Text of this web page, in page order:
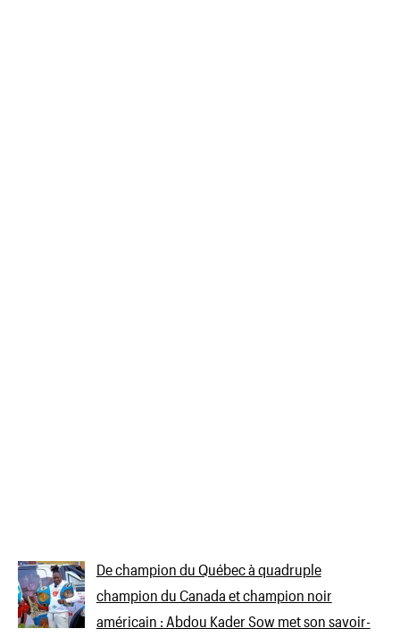
De champion du Québec à quadruple
champion du Canada et champion noir
américain : Abdou Kader Sow met son savoir-